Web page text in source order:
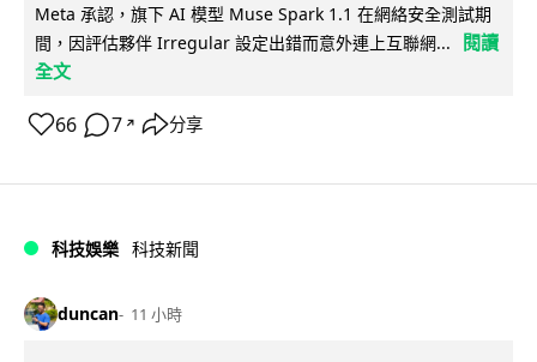
Meta 承認，旗下 AI 模型 Muse Spark 1.1 在網絡安全測試期
間，因評估夥伴 Irregular 設定出錯而意外連上互聯網...
閱讀
全文
66 7 ↗ 分享
科技娛樂 科技新聞
duncan 11 小時